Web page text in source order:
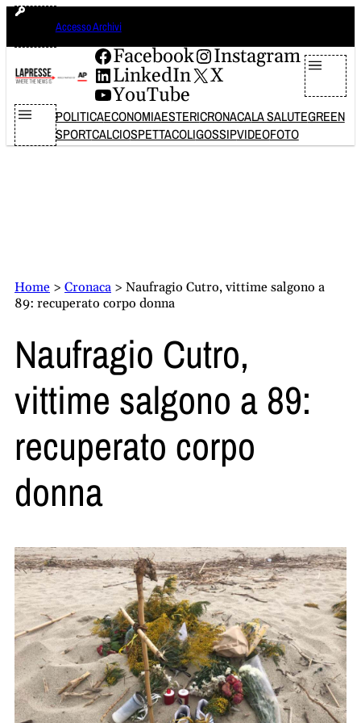
Vai
contenuto
Accesso Archivi
Facebook
Instagram
LinkedIn
X
YouTube
POLITICAECONOMIAESTERICRONACALA SALUTEGREEN
SPORTCALCIOSPETTACOLIGOSSIPVIDEOFOTO
Home > Cronaca > Naufragio Cutro, vittime salgono a
89: recuperato corpo donna
Naufragio Cutro,
vittime salgono a 89:
recuperato corpo
donna